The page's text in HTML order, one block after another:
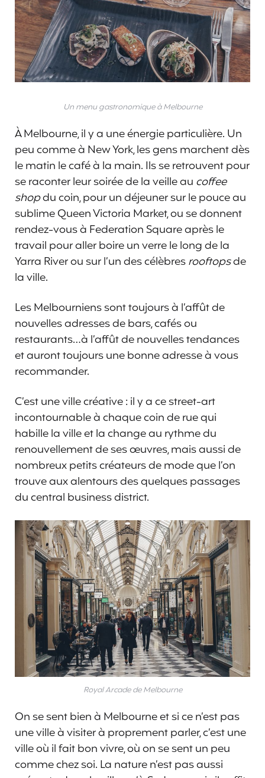
Un menu gastronomique à Melbourne
À Melbourne, il y a une énergie particulière. Un
peu comme à New York, les gens marchent dès
le matin le café à la main. Ils se retrouvent pour
se raconter leur soirée de la veille au coffee
shopdu coin, pour un déjeuner sur le pouce au
sublime Queen Victoria Market, ou se donnent
rendez-vous à Federation Square après le
travail pour aller boire un verre le long de la
Yarra River ou sur l’un des célèbresrooftopsde
la ville.
Les Melbourniens sont toujours à l’affût de
nouvelles adresses de bars, cafés ou
restaurants…à l’affût de nouvelles tendances
et auront toujours une bonne adresse à vous
recommander.
C’est une ville créative : il y a ce street-art
incontournable à chaque coin de rue qui
habille la ville et la change au rythme du
renouvellement de ses œuvres, mais aussi de
nombreux petits créateurs de mode que l’on
trouve aux alentours des quelques passages
du central business district.
Royal Arcade de Melbourne
On se sent bien à Melbourne et si ce n’est pas
une ville à visiter à proprement parler, c’est une
ville où il fait bon vivre, où on se sent un peu
comme chez soi. La nature n’est pas aussi